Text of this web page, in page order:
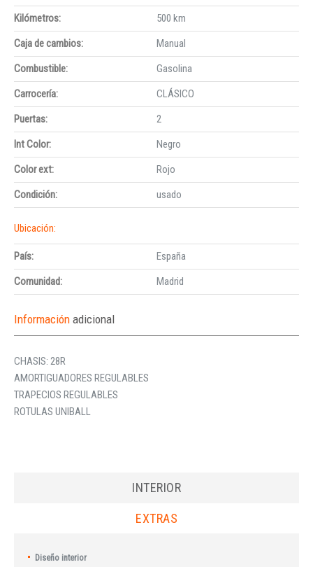
Kilómetros:
500 km
Caja de cambios:
Manual
Combustible:
Gasolina
Carrocería:
CLÁSICO
Puertas:
2
Int Color:
Negro
Color ext:
Rojo
Condición:
usado
Ubicación:
País:
España
Comunidad:
Madrid
Información adicional
CHASIS: 28R
AMORTIGUADORES REGULABLES
TRAPECIOS REGULABLES
ROTULAS UNIBALL
INTERIOR
EXTRAS
Diseño interior